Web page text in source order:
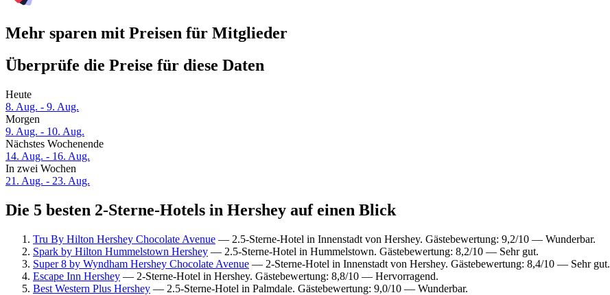
Mehr sparen mit Preisen für Mitglieder
Überprüfe die Preise für diese Daten
Heute
8. Aug. - 9. Aug.
Morgen
9. Aug. - 10. Aug.
Nächstes Wochenende
14. Aug. - 16. Aug.
In zwei Wochen
21. Aug. - 23. Aug.
Die 5 besten 2-Sterne-Hotels in Hershey auf einen Blick
Tru By Hilton Hershey Chocolate Avenue — 2.5-Sterne-Hotel in Innenstadt von Hershey. Gästebewertung: 9,2/10 — Wunderbar.
Spark by Hilton Hummelstown Hershey — 2.5-Sterne-Hotel in Hummelstown. Gästebewertung: 8,2/10 — Sehr gut.
Super 8 by Wyndham Hershey Chocolate Avenue — 2-Sterne-Hotel in Innenstadt von Hershey. Gästebewertung: 8,4/10 — Sehr gut.
Escape Inn Hershey — 2-Sterne-Hotel in Hershey. Gästebewertung: 8,8/10 — Hervorragend.
Best Western Plus Hershey — 2.5-Sterne-Hotel in Palmdale. Gästebewertung: 9,0/10 — Wunderbar.